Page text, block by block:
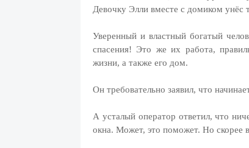
Девочку Элли вместе с домиком унёс
Уверенный и властный богатый
спасения! Это же их работа,
жизни, а также его дом.
Он требовательно заявил, что
А усталый оператор ответил, что
окна. Может, это поможет. Но скорее